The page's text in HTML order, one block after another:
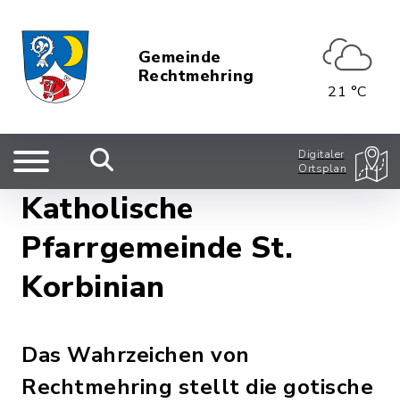
Gemeinde
Rechtmehring
21 °C
Digitaler
Ortsplan
Katholische
Pfarrgemeinde St.
Korbinian
Das Wahrzeichen von
Rechtmehring stellt die gotische